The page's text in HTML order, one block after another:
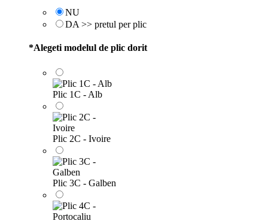
NU
DA >> pretul per plic
*Alegeti modelul de plic dorit
Plic 1C - Alb
Plic 2C - Ivoire
Plic 3C - Galben